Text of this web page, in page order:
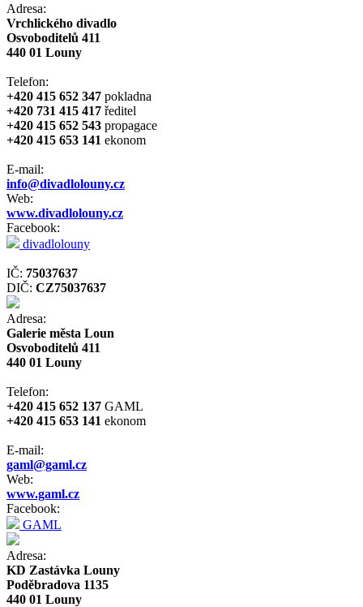
Adresa:
Vrchlického divadlo
Osvoboditelů 411
440 01 Louny
Telefon:
+420 415 652 347 pokladna
+420 731 415 417 ředitel
+420 415 652 543 propagace
+420 415 653 141 ekonom
E-mail:
info@divadlolouny.cz
Web:
www.divadlolouny.cz
Facebook:
divadlolouny
IČ: 75037637
DIČ: CZ75037637
Adresa:
Galerie města Loun
Osvoboditelů 411
440 01 Louny
Telefon:
+420 415 652 137 GAML
+420 415 653 141 ekonom
E-mail:
gaml@gaml.cz
Web:
www.gaml.cz
Facebook:
GAML
Adresa:
KD Zastávka Louny
Poděbradova 1135
440 01 Louny